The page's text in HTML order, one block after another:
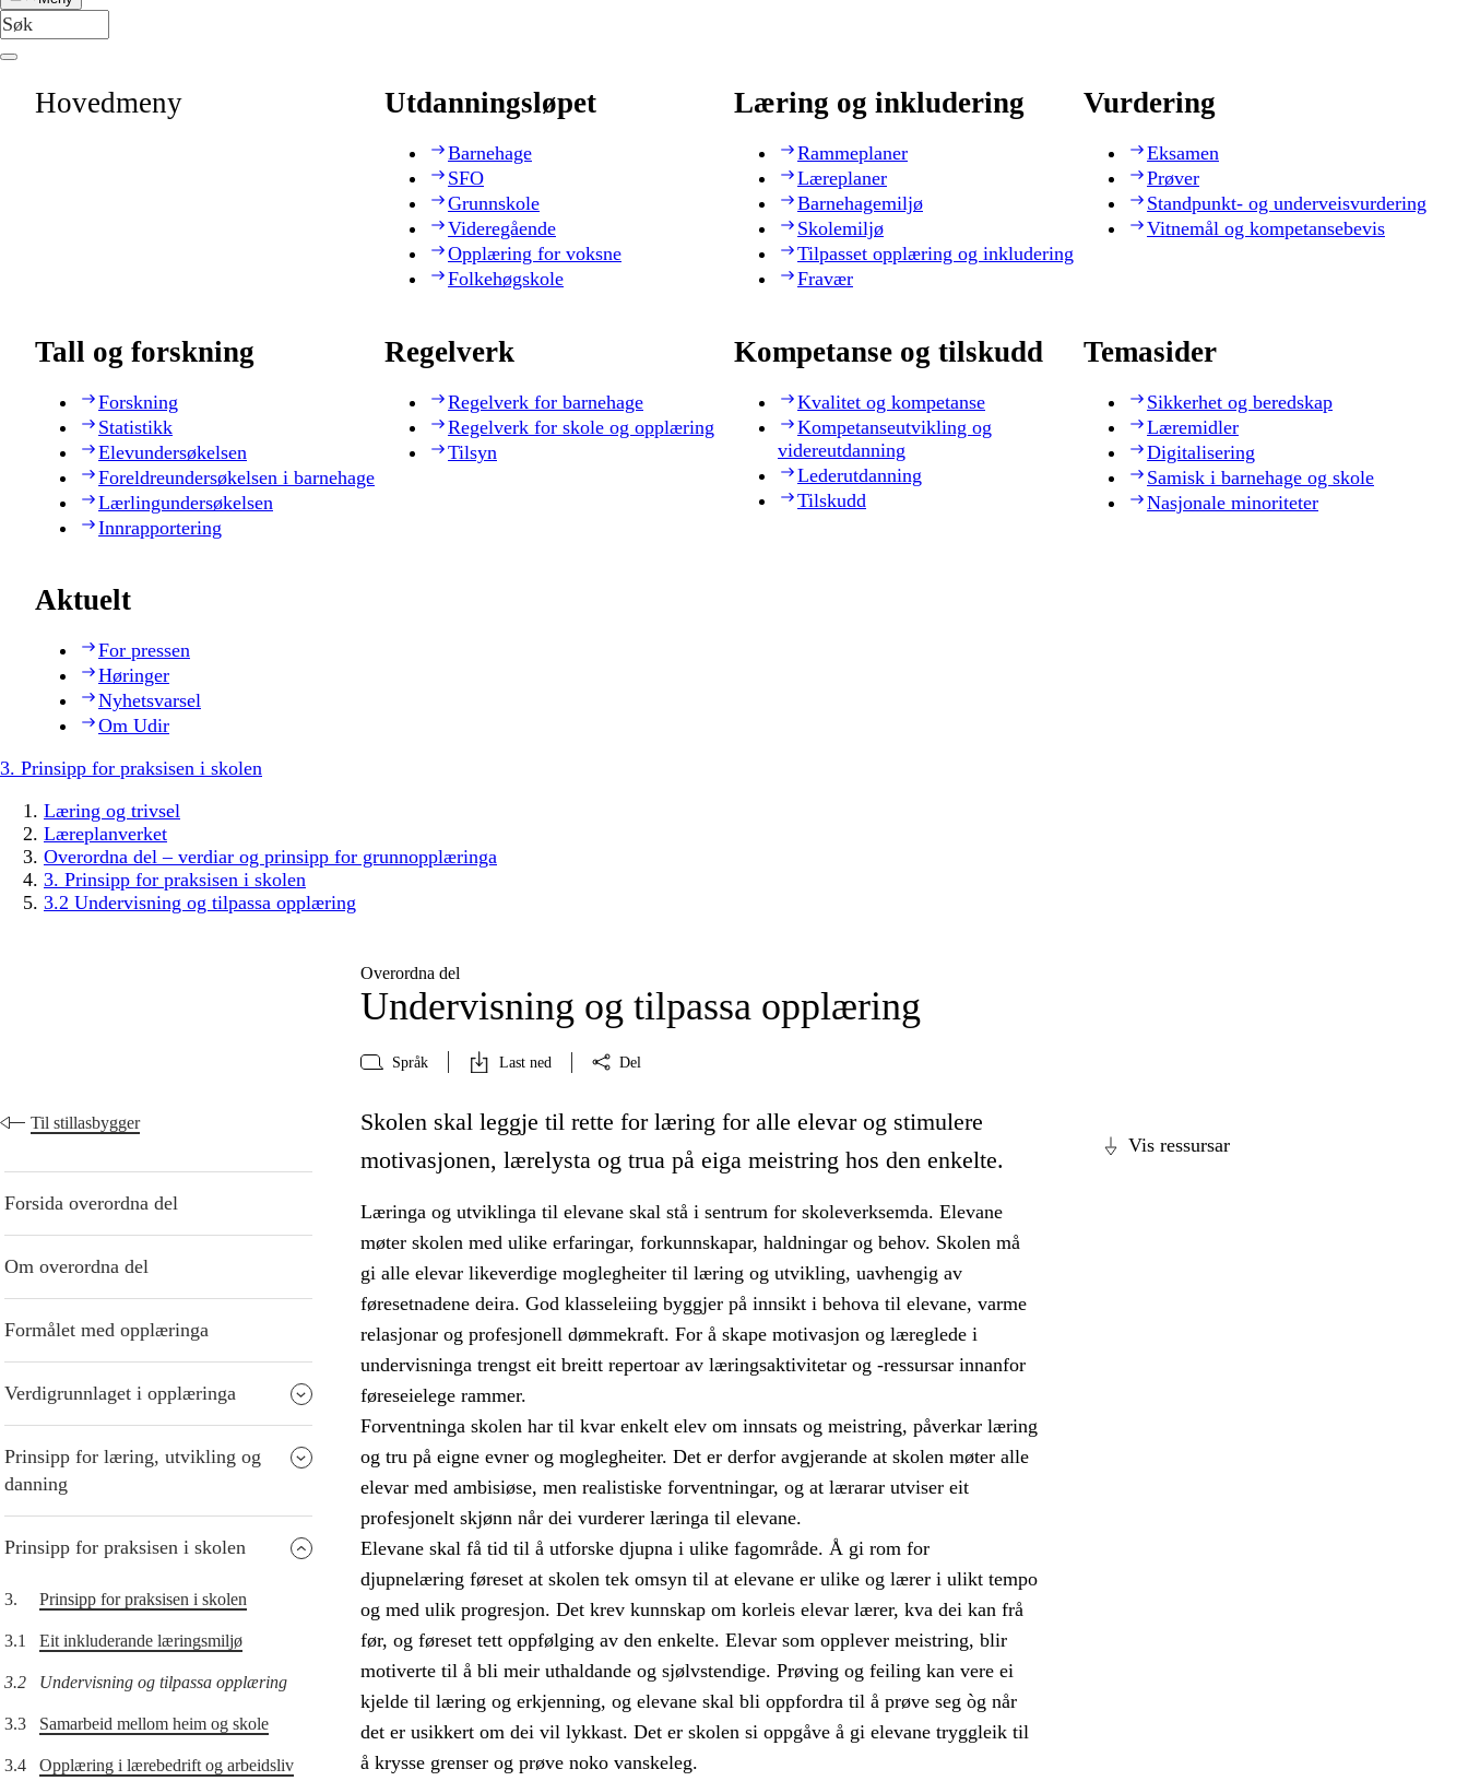
Hovedmeny Utdanningsløpet
Barnehage
SFO
Grunnskole
Videregående
Opplæring for voksne
Folkehøgskole
Læring og inkludering
Rammeplaner
Læreplaner
Barnehagemiljø
Skolemiljø
Tilpasset opplæring og inkludering
Fravær
Vurdering
Eksamen
Prøver
Standpunkt- og underveisvurdering
Vitnemål og kompetansebevis
Tall og forskning
Forskning
Statistikk
Elevundersøkelsen
Foreldreundersøkelsen i barnehage
Lærlingundersøkelsen
Innrapportering
Regelverk
Regelverk for barnehage
Regelverk for skole og opplæring
Tilsyn
Kompetanse og tilskudd
Kvalitet og kompetanse
Kompetanseutvikling og
videreutdanning
Lederutdanning
Tilskudd
Temasider
Sikkerhet og beredskap
Læremidler
Digitalisering
Samisk i barnehage og skole
Nasjonale minoriteter
Aktuelt
For pressen
Høringer
Nyhetsvarsel
Om Udir
3. Prinsipp for praksisen i skolen
Læring og trivsel
Læreplanverket
Overordna del – verdiar og prinsipp for grunnopplæringa
3. Prinsipp for praksisen i skolen
3.2 Undervisning og tilpassa opplæring
Overordna del
Undervisning og tilpassa opplæring
Språk Last ned Del
Til stillasbygger
Forsida overordna del
Om overordna del
Formålet med opplæringa
Verdigrunnlaget i opplæringa
Prinsipp for læring, utvikling og
danning
Prinsipp for praksisen i skolen
3. Prinsipp for praksisen i skolen
3.1 Eit inkluderande læringsmiljø
3.2 Undervisning og tilpassa opplæring
3.3 Samarbeid mellom heim og skole
3.4 Opplæring i lærebedrift og arbeidsliv
Vis ressursar
Skolen skal leggje til rette for læring for alle elevar og stimulere
motivasjonen, lærelysta og trua på eiga meistring hos den enkelte.
Læringa og utviklinga til elevane skal stå i sentrum for skoleverksemda. Elevane
møter skolen med ulike erfaringar, forkunnskapar, haldningar og behov. Skolen må
gi alle elevar likeverdige moglegheiter til læring og utvikling, uavhengig av
føresetnadene deira. God klasseleiing byggjer på innsikt i behova til elevane, varme
relasjonar og profesjonell dømmekraft. For å skape motivasjon og læreglede i
undervisninga trengst eit breitt repertoar av læringsaktivitetar og -ressursar innanfor
føreseielege rammer.
Forventninga skolen har til kvar enkelt elev om innsats og meistring, påverkar læring
og tru på eigne evner og moglegheiter. Det er derfor avgjerande at skolen møter alle
elevar med ambisiøse, men realistiske forventningar, og at lærarar utviser eit
profesjonelt skjønn når dei vurderer læringa til elevane.
Elevane skal få tid til å utforske djupna i ulike fagområde. Å gi rom for
djupnelæring føreset at skolen tek omsyn til at elevane er ulike og lærer i ulikt tempo
og med ulik progresjon. Det krev kunnskap om korleis elevar lærer, kva dei kan frå
før, og føreset tett oppfølging av den enkelte. Elevar som opplever meistring, blir
motiverte til å bli meir uthaldande og sjølvstendige. Prøving og feiling kan vere ei
kjelde til læring og erkjenning, og elevane skal bli oppfordra til å prøve seg òg når
det er usikkert om dei vil lykkast. Det er skolen si oppgåve å gi elevane tryggleik til
å krysse grenser og prøve noko vanskeleg.